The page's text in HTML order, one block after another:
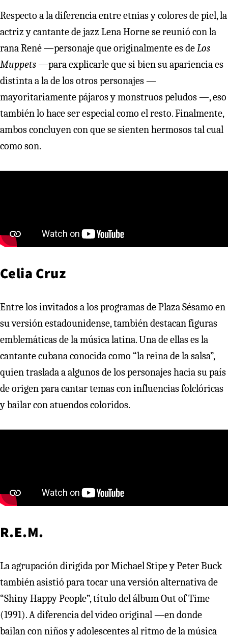
Respecto a la diferencia entre etnias y colores de piel, la
actriz y cantante de jazz Lena Horne se reunió con la
rana René —personaje que originalmente es deLos
Muppets—para explicarle que si bien su apariencia es
distinta a la de los otros personajes —
mayoritariamente pájaros y monstruos peludos —, eso
también lo hace ser especial como el resto. Finalmente,
ambos concluyen con que se sienten hermosos tal cual
como son.
Celia Cruz
Entre los invitados a los programas de Plaza Sésamo en
su versión estadounidense, también destacan figuras
emblemáticas de la música latina. Una de ellas es la
cantante cubana conocida como “la reina de la salsa”,
quien traslada a algunos de los personajes hacia su país
de origen para cantar temas con influencias folclóricas
y bailar con atuendos coloridos.
R.E.M.
La agrupación dirigida por Michael Stipe y Peter Buck
también asistió para tocar una versión alternativa de
“Shiny Happy People”, título del álbum Out of Time
(1991). A diferencia del video original —en donde
bailan con niños y adolescentes al ritmo de la música